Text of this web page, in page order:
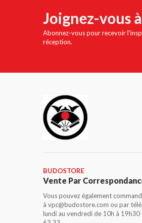
Joignez-vous
Abonnez-vous pour recevoir
réception.
BUDOSTORE
Vente Par
Vous pouvez également
à vpc@budostore.com ou par
lundi au vendredi de 10h à 19h30